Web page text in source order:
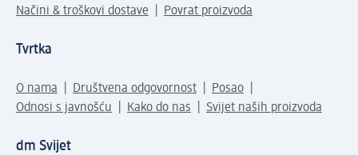
Načini & troškovi dostave
Povrat proizvoda
Tvrtka
O nama Društvena odgovornost
Posao
Odnosi s javnošću
Kako do nas Svijet naših proizvoda
dm Svijet